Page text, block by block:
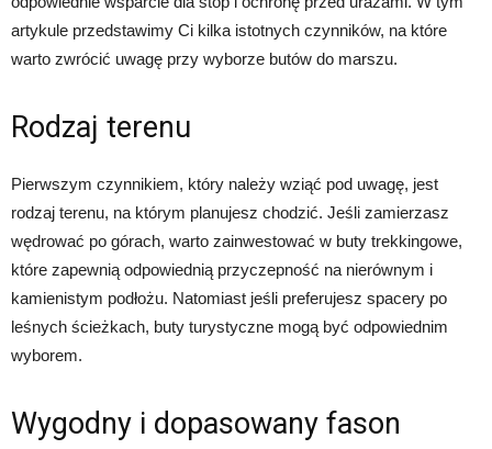
artykule przedstawimy Ci kilka istotnych czynników, na które
warto zwrócić uwagę przy wyborze butów do marszu.
Rodzaj terenu
Pierwszym czynnikiem, który należy wziąć pod uwagę, jest
rodzaj terenu, na którym planujesz chodzić. Jeśli zamierzasz
wędrować po górach, warto zainwestować w buty trekkingowe,
które zapewnią odpowiednią przyczepność na nierównym i
kamienistym podłożu. Natomiast jeśli preferujesz spacery po
leśnych ścieżkach, buty turystyczne mogą być odpowiednim
wyborem.
Wygodny i dopasowany fason